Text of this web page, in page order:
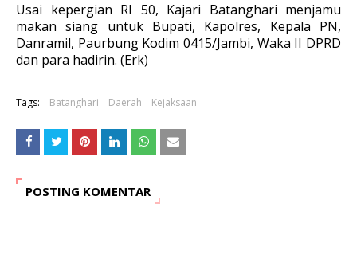
Usai kepergian RI 50, Kajari Batanghari menjamu
makan siang untuk Bupati, Kapolres, Kepala PN,
Danramil, Paurbung Kodim 0415/Jambi, Waka II DPRD
dan para hadirin. (Erk)
Tags: Batanghari Daerah Kejaksaan
POSTING KOMENTAR